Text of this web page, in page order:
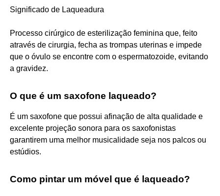
Significado de Laqueadura
Processo cirúrgico de esterilização feminina que, feito
através de cirurgia, fecha as trompas uterinas e impede
que o óvulo se encontre com o espermatozoide, evitando
a gravidez.
O que é um saxofone laqueado?
É um saxofone que possui afinação de alta qualidade e
excelente projeção sonora para os saxofonistas
garantirem uma melhor musicalidade seja nos palcos ou
estúdios.
Como pintar um móvel que é laqueado?